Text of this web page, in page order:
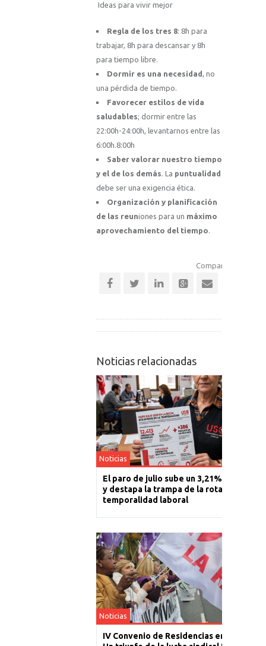
Ideas para vivir mejor
Regla de los tres 8: 8h para
trabajar, 8h para descansar y 8h
para tiempo libre.
Dormir es una necesidad, no
una pérdida de tiempo.
Favorecer estilos de vida
saludables; dormir entre las
22:00h-24:00h, levantarnos entre las
6:00h.8:00h
Saber valorar nuestro tiempo
y el de los demás. La puntualidad
debe ser una exigencia ética.
Organización y planificación
de las reuniones para un máximo
aprovechamiento del tiempo.
Comparte esta
Noticias relacionadas
Noticias
El paro de julio sube un 3,21% en La
y destapa la trampa de la rotación y la
temporalidad laboral
Noticias
IV Convenio de Residencias en La Rioja: